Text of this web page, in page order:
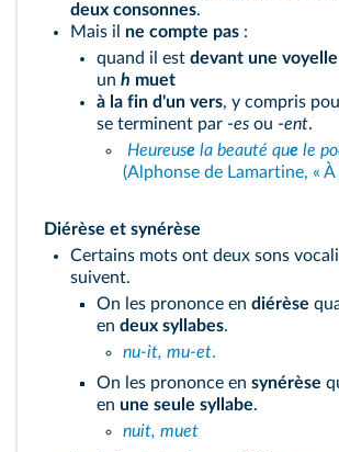
deux consonnes.
Mais il ne compte pas :
quand il est devant une voyelle
un h muet
à la fin d'un vers, y compris
se terminent par -es ou -ent.
Heureuse la beauté que le
(Alphonse de Lamartine, « À
Diérèse et synérèse
Certains mots ont deux sons
suivent.
On les prononce en diérèse
en deux syllabes.
nu-it, mu-et.
On les prononce en synérèse
en une seule syllabe.
nuit, muet